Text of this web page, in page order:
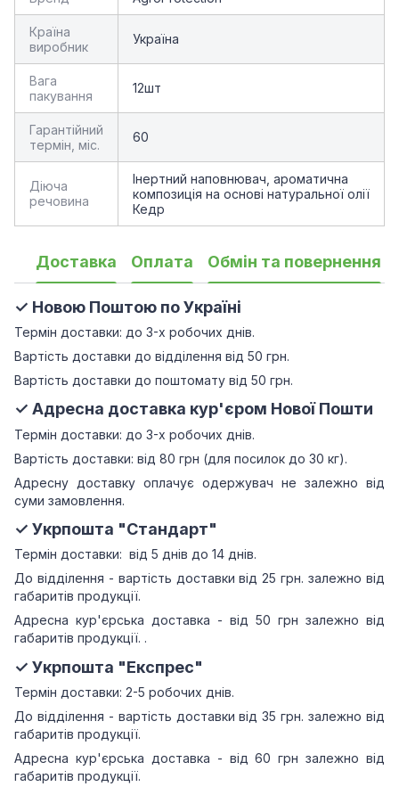
Країна
виробник
Україна
Вага
пакування
12шт
Гарантійний
термін, міс.
60
Діюча
речовина
Інертний наповнювач, ароматична
композиція на основі натуральної олії
Кедр
Доставка Оплата Обмін та повернення
✓ Новою Поштою по Україні
Термін доставки: до 3-х робочих днів.
Вартість доставки до відділення від 50 грн.
Вартість доставки до поштомату від 50 грн.
✓ Адресна доставка кур'єром Нової Пошти
Термін доставки: до 3-х робочих днів.
Вартість доставки: від 80 грн (для посилок до 30 кг).
Адресну доставку оплачує одержувач не залежно від
суми замовлення.
✓ Укрпошта "Стандарт"
Термін доставки: від 5 днів до 14 днів.
До відділення - вартість доставки від 25 грн.залежно від
габаритів продукції.
Адресна кур'єрська доставка - від 50 грн залежно від
габаритів продукції. .
✓ Укрпошта "Експрес"
Термін доставки: 2-5 робочих днів.
До відділення - вартість доставки від 35 грн.залежно від
габаритів продукції.
Адресна кур'єрська доставка - від 60 грн залежно від
габаритів продукції.